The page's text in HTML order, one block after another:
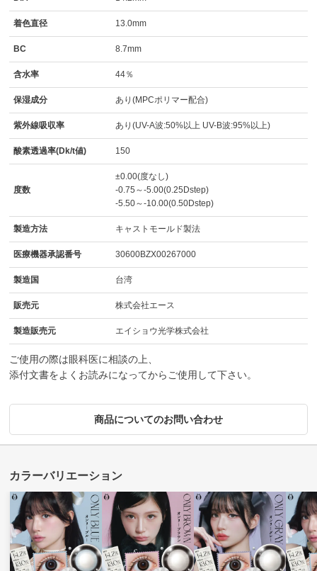
着色直径 13.0mm
BC 8.7mm
含水率 44％
保湿成分 あり(MPCポリマー配合)
紫外線吸収率 あり(UV-A波:50%以上 UV-B波:95%以上)
酸素透過率(Dk/t値) 150
度数
±0.00(度なし)
-0.75～-5.00(0.25Dstep)
-5.50～-10.00(0.50Dstep)
製造方法 キャストモールド製法
医療機器承認番号 30600BZX00267000
製造国 台湾
販売元 株式会社エース
製造販売元 エイショウ光学株式会社
ご使用の際は眼科医に相談の上、
添付文書をよくお読みになってからご使用して下さい。
商品についてのお問い合わせ